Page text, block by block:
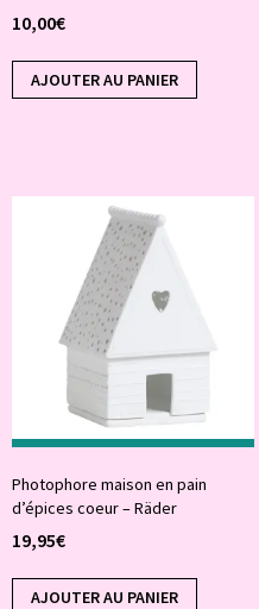
10,00€
AJOUTER AU PANIER
Photophore maison en pain
d’épices coeur – Räder
19,95€
AJOUTER AU PANIER